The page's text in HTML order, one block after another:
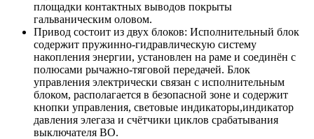
площадки контактных выводов покрыты
гальваническим оловом.
Привод состоит из двух блоков: Исполнительный блок
содержит пружинно-гидравлическую систему
накопления энергии, установлен на раме и соединён с
полюсами рычажно-тяговой передачей. Блок
управления электрически связан с исполнительным
блоком, располагается в безопасной зоне и содержит
кнопки управления, световые индикаторы,индикатор
давления элегаза и счётчики циклов срабатывания
выключателя ВО.